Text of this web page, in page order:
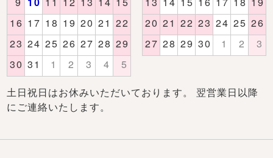
土日祝日はお休みいただいております。 翌営業日以降
にご連絡いたします。